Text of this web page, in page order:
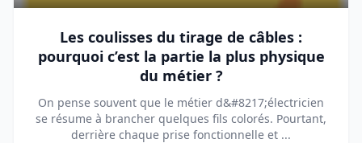
Les coulisses du tirage de câbles :
pourquoi c’est la partie la plus physique
du métier ?
On pense souvent que le métier d&#8217;électricien
se résume à brancher quelques fils colorés. Pourtant,
derrière chaque prise fonctionnelle et ...